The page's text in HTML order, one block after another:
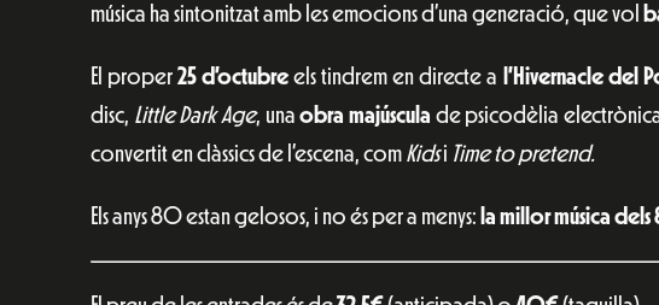
música ha sintonitzat amb les emocions d’una generació, que vol
El proper25 d’octubreels tindrem en directe a l’Hivernacle del
disc, Little Dark Age, unaobra majúscula de psicodèlia electrònica
convertit en clàssics de l’escena, com Kidsi Time to pretend.
Els anys 80 estan gelosos, i no és per a menys: la millor música